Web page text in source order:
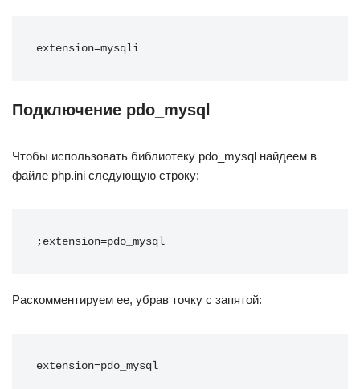
extension=mysqli
Подключение pdo_mysql
Чтобы использовать библиотеку pdo_mysql найдеем в
файле php.ini следующую строку:
;extension=pdo_mysql
Раскомментируем ее, убрав точку с запятой:
extension=pdo_mysql